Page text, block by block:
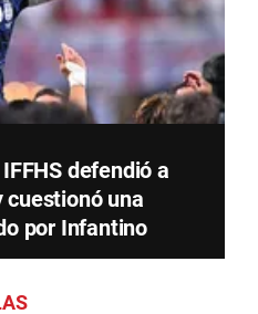
defendió a
una
por Infantino